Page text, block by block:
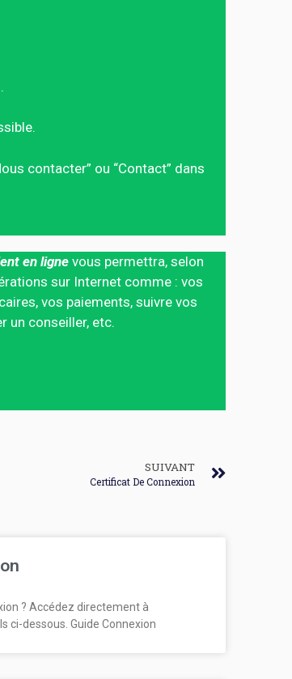
contacter” ou “Contact” dans
en ligne vous permettra, selon
sur Internet comme : vos
vos paiements, suivre vos
un conseiller, etc.
SUIVANT
Certificat De Connexion
? Accédez directement à
ci-dessous. Guide Connexion